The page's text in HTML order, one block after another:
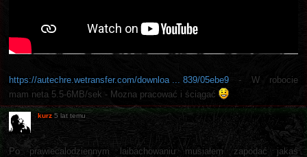
https://autechre.wetransfer.com/downloa ... 839/05ebe9 - W robocie
mam neta 5.5-6MB/sek - Mozna pracować i ściągać
kurz 5 lat temu
Po prawiecalodziennym laibachowaniu musiałem zapodać jakaś